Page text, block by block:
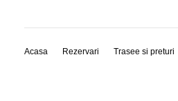
Acasa Rezervari Trasee si preturi